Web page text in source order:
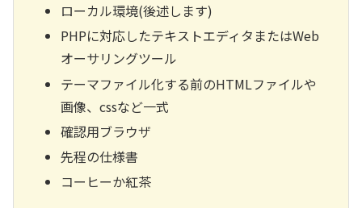
ローカル環境(後述します)
PHPに対応したテキストエディタまたはWeb
オーサリングツール
テーマファイル化する前のHTMLファイルや
画像、cssなど一式
確認用ブラウザ
先程の仕様書
コーヒーか紅茶